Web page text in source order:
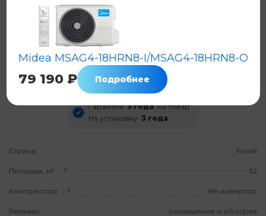
Кондиционер Midea MSAG4-18HRN1-
I/MSAG4-18HRN1-O
Нет в наличии
Гарантия 3 года на товар
На установку 3 года
Страна Китай
Площадь, м² ? 52
Компрессор ? Не инвертор
Режимы охлаждение и обогрев
Midea MSAG4-18HRN8-I/MSAG4-18HRN8-O
79 190 ₽ Подробнее